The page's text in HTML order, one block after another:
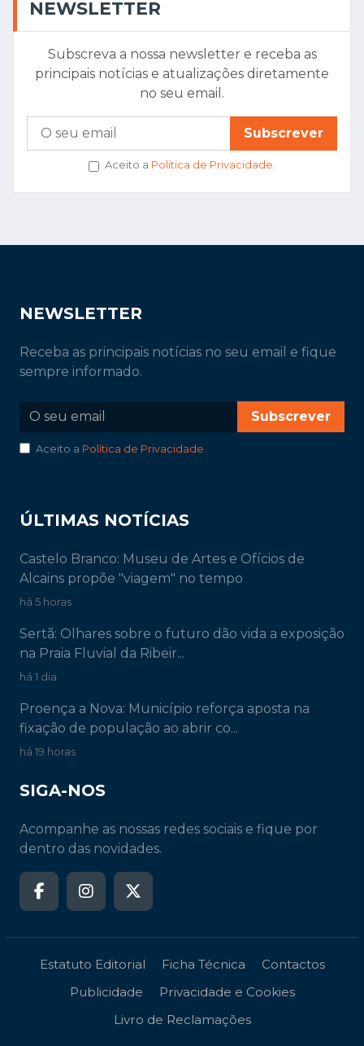
NEWSLETTER
Subscreva a nossa newsletter e receba as
principais notícias e atualizações diretamente
no seu email.
Subscrever
Aceito a Política de Privacidade
NEWSLETTER
Receba as principais notícias no seu email e fique
sempre informado.
Subscrever
Aceito a Política de Privacidade
ÚLTIMAS NOTÍCIAS
Castelo Branco: Museu de Artes e Ofícios de
Alcains propõe "viagem" no tempo
há 5 horas
Sertã: Olhares sobre o futuro dão vida a exposição
na Praia Fluvial da Ribeir...
há 1 dia
Proença a Nova: Município reforça aposta na
fixação de população ao abrir co...
há 19 horas
SIGA-NOS
Acompanhe as nossas redes sociais e fique por
dentro das novidades.
Estatuto Editorial Ficha Técnica
Contactos
Publicidade
Privacidade e Cookies
Livro de Reclamações